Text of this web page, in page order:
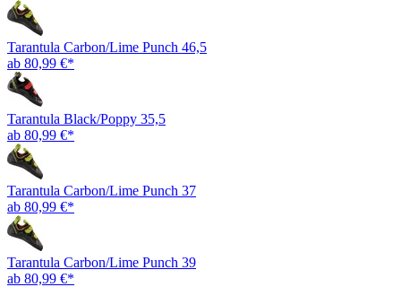
Tarantula Carbon/Lime Punch 46,5
ab 80,99 €*
Tarantula Black/Poppy 35,5
ab 80,99 €*
Tarantula Carbon/Lime Punch 37
ab 80,99 €*
Tarantula Carbon/Lime Punch 39
ab 80,99 €*